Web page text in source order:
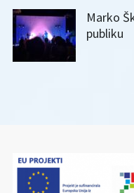
Marko
publiku